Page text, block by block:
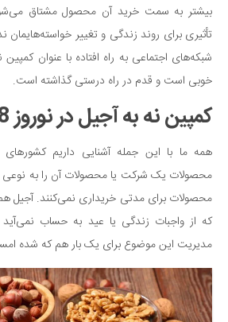
کودک و مادر
ورزش و تندرستی
روانشناسی
مراکز پزشکی و دارویی
فرهنگ و هنر
سینما و تئاتر
تلویزیون
موسیقی
چهره‌ها
عکاسی و هنرهای تجسمی
کتاب و کتاب‌خوانی
تاریخ
بیشتر به سمت خرید آن محصول مشتاق
تأثیری برای روند زندگی و تغییر خواسته‌هایمان
شبکه‌های اجتماعی به راه افتاده با عنوان
خوبی است و قدم در راه درستی گذاشته است.
کمپین نه به آجیل در نوروز 98
همه ما با این جمله آشنایی داریم
محصولات یک شرکت یا محصولات آن را به نوعی
محصولات برای مدتی خریداری نمی‌کنند. آجیل
که از واجبات زندگی یا عید به حساب نمی‌آید
مدیریت این موضوع برای یک بار هم که شده